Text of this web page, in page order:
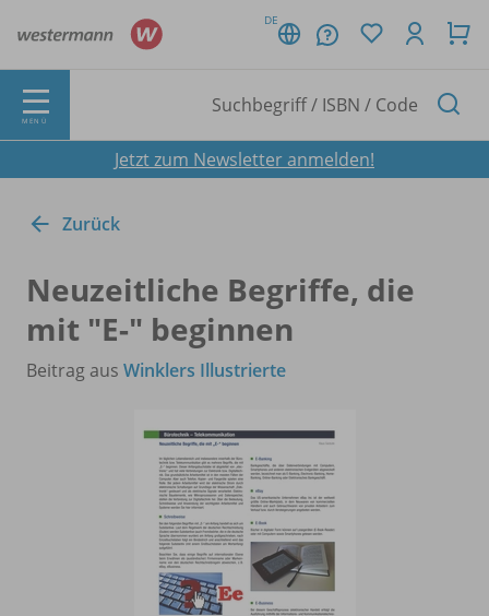
DE
MENÜ
Jetzt zum Newsletter anmelden!
Zurück
Neuzeitliche Begriffe, die
mit "E-" beginnen
Beitrag aus Winklers Illustrierte